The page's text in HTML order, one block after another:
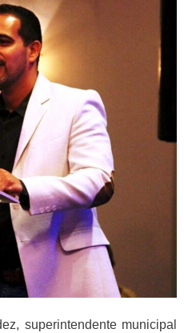
superintendente municipal